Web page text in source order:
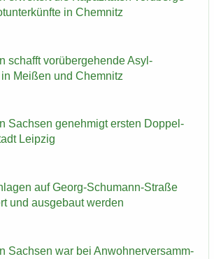
in Chem­nitz
schafft vor­über­ge­hen­de Asyl-​
Mei­ßen und Chem­nitz
Sach­sen ge­neh­migt ers­ten Dop­pel­
Leip­zig
auf Georg-​Schumann-Straße
und aus­ge­baut wer­den
Sach­sen war bei An­woh­ner­ver­samm­